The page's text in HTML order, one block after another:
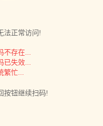
法正常访问!
不存在...
已失效...
繁忙...
按钮继续扫码!